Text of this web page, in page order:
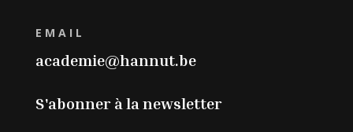
EMAIL
academie@hannut.be
S'abonner à la newsletter